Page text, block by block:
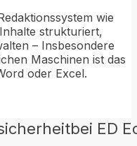
wie
strukturiert,
– Insbesondere
Maschinen ist das
oder Excel.
bei ED